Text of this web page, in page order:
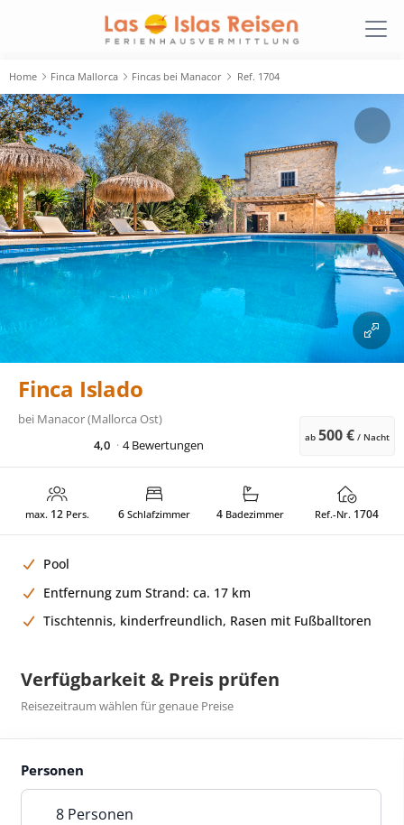
Home Finca Mallorca Fincas bei Manacor Ref. 1704
Finca Islado
bei Manacor (Mallorca Ost)
4,0
4 Bewertungen ab 500 € / Nacht
max. 12 Pers. 6Schlafzimmer 4 Badezimmer Ref.-Nr. 1704
Pool
Entfernung zum Strand: ca. 17 km
Tischtennis, kinderfreundlich, Rasen mit Fußballtoren
Verfügbarkeit & Preis prüfen
Reisezeitraum wählen für genaue Preise
Personen
8 Personen